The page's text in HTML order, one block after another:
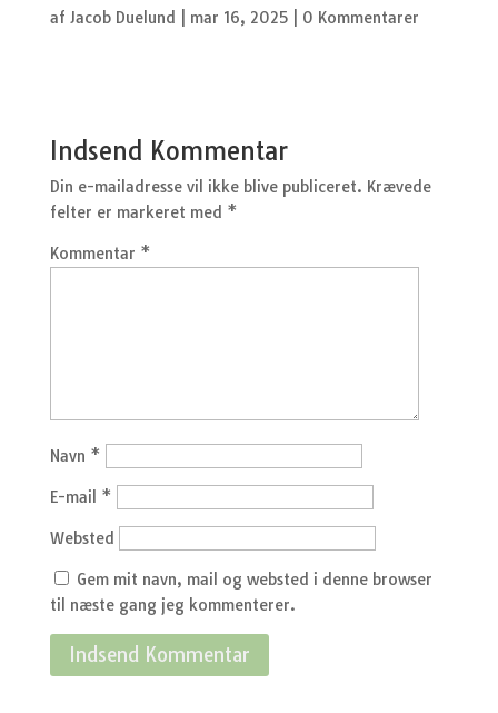
af Jacob Duelund mar 16, 2025| 0 Kommentarer
Indsend Kommentar
Din e-mailadresse vil ikke blive publiceret. Krævede
felter er markeret med *
Kommentar *
Navn *
E-mail *
Websted
Gem mit navn, mail og websted i denne browser
til næste gang jeg kommenterer.